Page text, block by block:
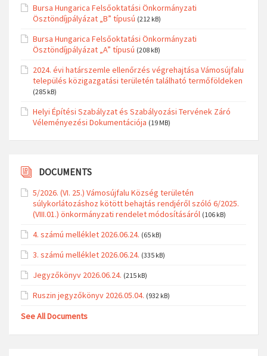
Bursa Hungarica Felsőoktatási Önkormányzati
Ösztöndíjpályázat „B” típusú (212 kB)
Bursa Hungarica Felsőoktatási Önkormányzati
Ösztöndíjpályázat „A” típusú (208 kB)
2024. évi határszemle ellenőrzés végrehajtása Vámosújfalu
település közigazgatási területén található termőföldeken
(285 kB)
Helyi Építési Szabályzat és Szabályozási Tervének Záró
Véleményezési Dokumentációja (19 MB)
DOCUMENTS
5/2026. (VI. 25.) Vámosújfalu Község területén
súlykorlátozáshoz kötött behajtás rendjéről szóló 6/2025.
(VIII.01.) önkormányzati rendelet módosításáról (106 kB)
4. számú melléklet 2026.06.24. (65 kB)
3. számú melléklet 2026.06.24. (335 kB)
Jegyzőkönyv 2026.06.24. (215 kB)
Ruszin jegyzőkönyv 2026.05.04. (932 kB)
See All Documents